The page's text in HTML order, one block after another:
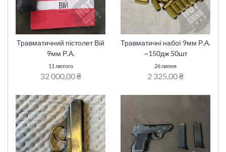
Травматичний пістолет Вій
9мм Р.А.
11 лютого
32 000,00 ₴
Травматичні набої 9мм Р.А.
~150дж 50шт
26 липня
2 325,00 ₴